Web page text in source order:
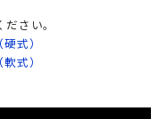
さい。
式）
式）